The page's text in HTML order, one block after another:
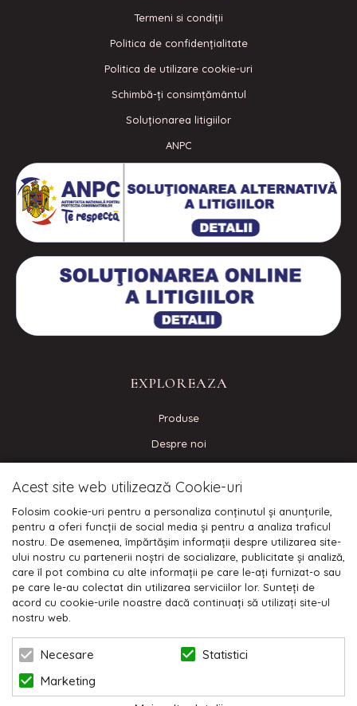
Termeni si condiţii
Politica de confidenţialitate
Politica de utilizare cookie-uri
Schimbă-ți consimțământul
Soluționarea litigiilor
ANPC
EXPLOREAZA
Produse
Despre noi
Blog
CONECTEAZA-TE
Acest site web utilizează Cookie-uri
Folosim cookie-uri pentru a personaliza conținutul și anunțurile,
pentru a oferi funcții de social media și pentru a analiza traficul
nostru. De asemenea, împărtășim informații despre utilizarea site-
ului nostru cu partenerii noștri de socializare, publicitate și analiză,
care îl pot combina cu alte informații pe care le-ați furnizat-o sau
pe care le-au colectat din utilizarea serviciilor lor. Sunteți de
acord cu cookie-urile noastre dacă continuați să utilizați site-ul
nostru web.
Necesare
Statistici
Marketing